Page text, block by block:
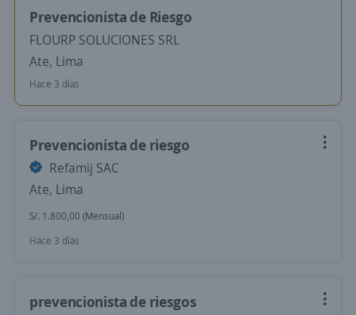
Prevencionista de Riesgo
FLOURP SOLUCIONES SRL
Ate, Lima
Hace 3 días
Prevencionista de riesgo
Refamij SAC
Ate, Lima
S/. 1.800,00 (Mensual)
Hace 3 días
prevencionista de riesgos